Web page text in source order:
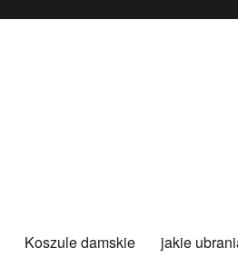
Koszule damskie jakie